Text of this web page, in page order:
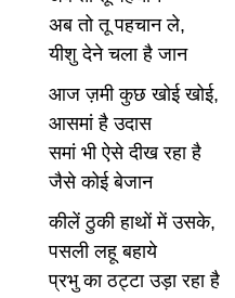
अब तो तू पहचान ले,
यीशु देने चला है जान
आज ज़मी कुछ खोई खोई,
आसमां है उदास
समां भी ऐसे दीख रहा है
जैसे कोई बेजान
कीलें ठुकी हाथों में उसके,
पसली लहू बहाये
प्रभु का ठट्टा उड़ा रहा है